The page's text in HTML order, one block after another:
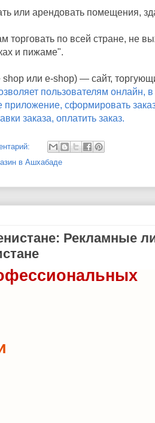
или арендовать помещения,
торговать по всей стране, не
и пижаме".
shop или e-shop) — сайт,
пользователям онлайн,
сформировать заказ
заказа, оплатить заказ.
в Ашхабаде
Рекламные